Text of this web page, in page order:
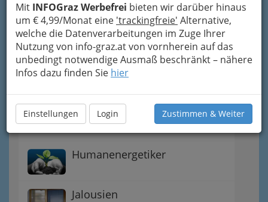
Mit INFOGraz Werbefrei bieten wir darüber hinaus
um € 4,99/Monat eine 'trackingfreie' Alternative,
welche die Datenverarbeitungen im Zuge Ihrer
Nutzung von info-graz.at von vornherein auf das
unbedingt notwendige Ausmaß beschränkt – nähere
Infos dazu finden Sie hier
Einstellungen Login Zustimmen & Weiter
Berufsdetektive - Detekteien
in Graz und Umgebung
Büroserviceunternehmen -
Bürodienstleistungen
Esoterische Dienstleistungen Graz und
Umgebung - Esoterik
Humanenergetiker
Jalousien